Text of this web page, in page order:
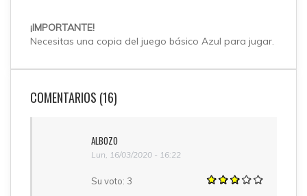
¡IMPORTANTE!
Necesitas una copia del juego básico Azul para jugar.
COMENTARIOS (16)
ALBOZO
Lun, 16/03/2020 - 16:22
Su voto: 3